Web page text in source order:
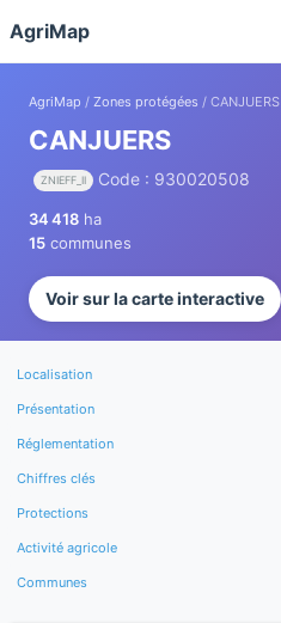
AgriMap
AgriMap / Zones protégées / CANJUERS
CANJUERS
ZNIEFF_II Code : 930020508
34 418 ha
15 communes
Voir sur la carte interactive
Localisation
Présentation
Réglementation
Chiffres clés
Protections
Activité agricole
Communes